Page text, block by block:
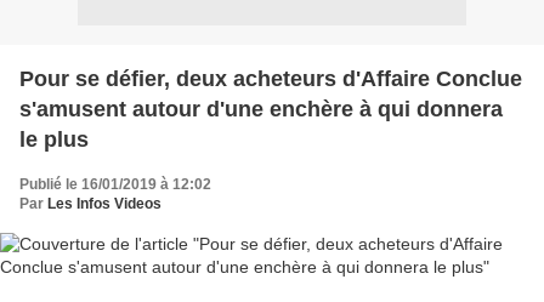
Pour se défier, deux acheteurs d'Affaire Conclue
s'amusent autour d'une enchère à qui donnera
le plus
Publié le 16/01/2019 à 12:02
Par Les Infos Videos